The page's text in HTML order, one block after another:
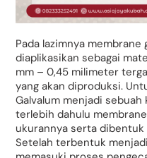
Pada lazimnya membrane
diaplikasikan sebagai
mm – 0,45 milimeter
yang akan diproduksi.
Galvalum menjadi
terlebih dahulu
ukurannya serta
Setelah terbentuk